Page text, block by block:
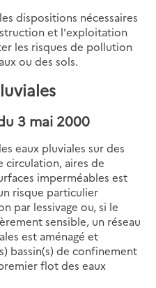
dispositions nécessaires
et l'exploitation
les risques de pollution
ou des sols.
3 mai 2000
eaux pluviales sur des
circulation, aires de
imperméables est
risque particulier
par lessivage ou, si le
sensible, un réseau
est aménagé et
bassin(s) de confinement
flot des eaux